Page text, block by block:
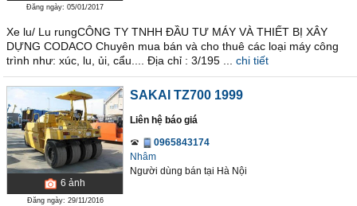
Đăng ngày: 05/01/2017
Xe lu/ Lu rungCÔNG TY TNHH ĐẦU TƯ MÁY VÀ THIẾT BỊ XÂY
DỰNG CODACO Chuyên mua bán và cho thuê các loại máy công
trình như: xúc, lu, ủi, cẩu.... Địa chỉ : 3/195 ...
chi tiết
6 ảnh
Đăng ngày: 29/11/2016
SAKAI TZ700 1999
Liên hệ báo giá
0965843174
Nhâm
Người dùng bán tại Hà Nội